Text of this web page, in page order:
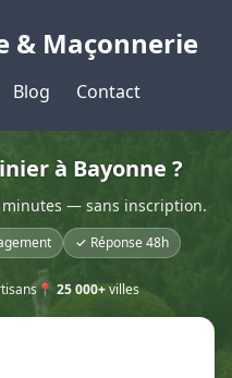
& Maçonnerie
Blog Contact
à Bayonne ?
minutes — sans inscription.
✓ Réponse 48h
📍 25 000+villes